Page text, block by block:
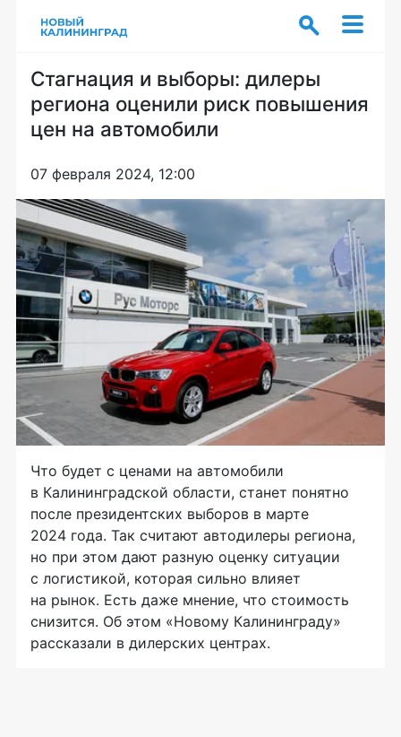
Стагнация и выборы: дилеры
региона оценили риск повышения
цен на автомобили
07 февраля 2024, 12:00
Что будет с ценами на автомобили
в Калининградской области, станет понятно
после президентских выборов в марте
2024 года. Так считают автодилеры региона,
но при этом дают разную оценку ситуации
с логистикой, которая сильно влияет
на рынок. Есть даже мнение, что стоимость
снизится. Об этом «Новому Калининграду»
рассказали в дилерских центрах.